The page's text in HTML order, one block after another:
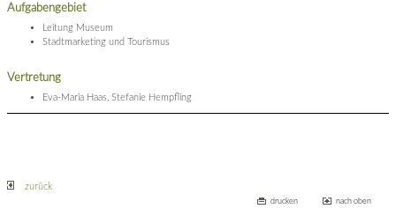
Aufgabengebiet
Leitung Museum
Stadtmarketing und Tourismus
Vertretung
Eva-Maria Haas, Stefanie Hempfling
zurück
drucken nach oben